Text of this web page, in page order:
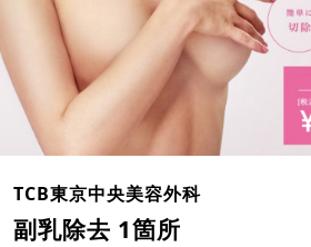
TCB東京中央美容外科
副乳除去 1箇所